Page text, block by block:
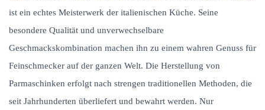
ist ein echtes Meisterwerk der italienischen Küche. Seine
besondere Qualität und unverwechselbare
Geschmackskombination machen ihn zu einem wahren Genuss für
Feinschmecker auf der ganzen Welt. Die Herstellung von
Parmaschinken erfolgt nach strengen traditionellen Methoden, die
seit Jahrhunderten überliefert und bewahrt werden. Nur